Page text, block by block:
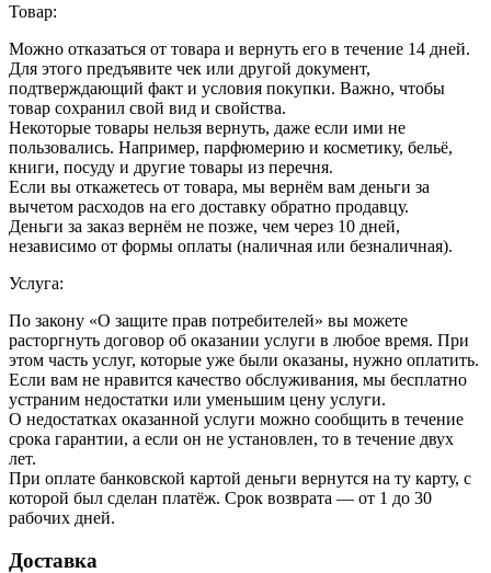
Товар:
Можно отказаться от товара и вернуть его в течение 14 дней.
Для этого предъявите чек или другой документ,
подтверждающий факт и условия покупки. Важно, чтобы
товар сохранил свой вид и свойства.
Некоторые товары нельзя вернуть, даже если ими не
пользовались. Например, парфюмерию и косметику, бельё,
книги, посуду и другие товары из перечня.
Если вы откажетесь от товара, мы вернём вам деньги за
вычетом расходов на его доставку обратно продавцу.
Деньги за заказ вернём не позже, чем через 10 дней,
независимо от формы оплаты (наличная или безналичная).
Услуга:
По закону «О защите прав потребителей» вы можете
расторгнуть договор об оказании услуги в любое время. При
этом часть услуг, которые уже были оказаны, нужно оплатить.
Если вам не нравится качество обслуживания, мы бесплатно
устраним недостатки или уменьшим цену услуги.
О недостатках оказанной услуги можно сообщить в течение
срока гарантии, а если он не установлен, то в течение двух
лет.
При оплате банковской картой деньги вернутся на ту карту, с
которой был сделан платёж. Срок возврата — от 1 до 30
рабочих дней.
Доставка